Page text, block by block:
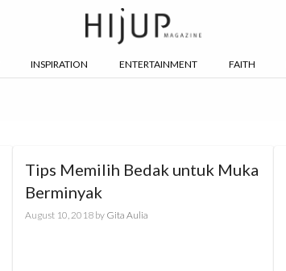
INSPIRATION ENTERTAINMENT FAITH
Tips Memilih Bedak untuk Muka
Berminyak
August 10, 2018 by Gita Aulia